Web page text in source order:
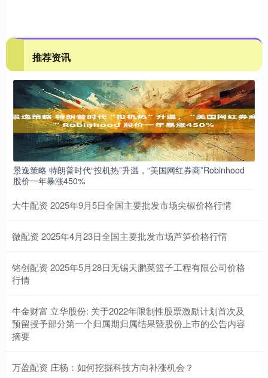
推荐资讯
景逸策略 特朗普时代“投机热”升温，“美国网红券商”Robinhood
股价一年暴涨450%
大牛配资 2025年9月5日全国主要批发市场尖椒价格行情
微配资 2025年4月23日全国主要批发市场芦笋价格行情
铭创配资 2025年5月28日无锡天鹏菜篮子工程有限公司价格
行情
牛金财富 立华股份: 关于2022年限制性股票激励计划首次及
预留授予部分第一个归属期归属结果暨股份上市的公告内容
摘要
万盈配资 庄杨：如何挖掘科技方向补涨机会？